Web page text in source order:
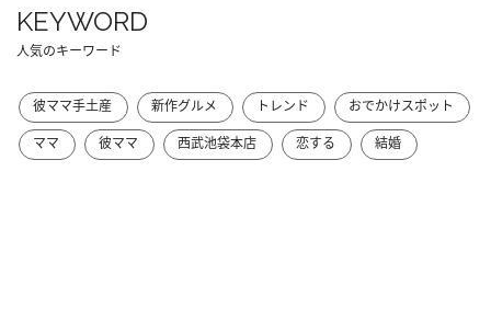
KEYWORD
人気のキーワード
彼ママ手土産 新作グルメ トレンド
おでかけスポット
ママ
彼ママ 西武池袋本店 恋する 結婚